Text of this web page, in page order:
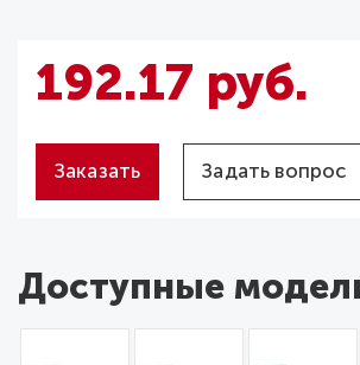
192.17 руб.
Заказать Задать вопрос
Доступные